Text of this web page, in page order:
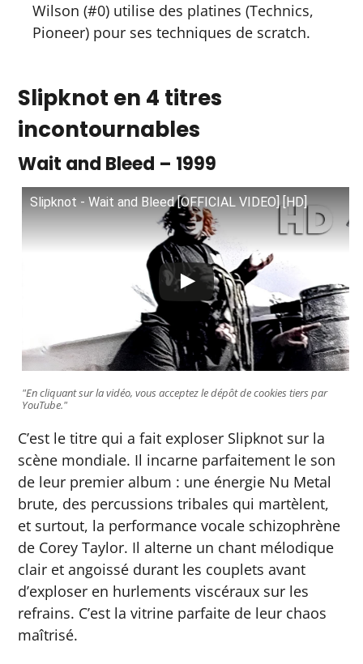
Wilson (#0) utilise des platines (Technics,
Pioneer) pour ses techniques de scratch.
Slipknot en 4 titres
incontournables
Wait and Bleed – 1999
Slipknot - Wait and Bleed [OFFICIAL VIDEO] [HD]
"En cliquant sur la vidéo, vous acceptez le dépôt de cookies tiers par
YouTube."
C’est le titre qui a fait exploser Slipknot sur la
scène mondiale. Il incarne parfaitement le son
de leur premier album : une énergie Nu Metal
brute, des percussions tribales qui martèlent,
et surtout, la performance vocale schizophrène
de Corey Taylor. Il alterne un chant mélodique
clair et angoissé durant les couplets avant
d’exploser en hurlements viscéraux sur les
refrains. C’est la vitrine parfaite de leur chaos
maîtrisé.